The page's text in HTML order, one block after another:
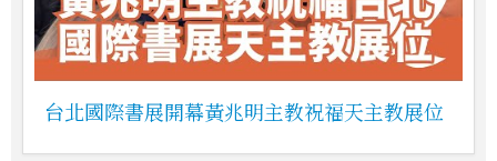
台北國際書展開幕黃兆明主教祝福天主教展位